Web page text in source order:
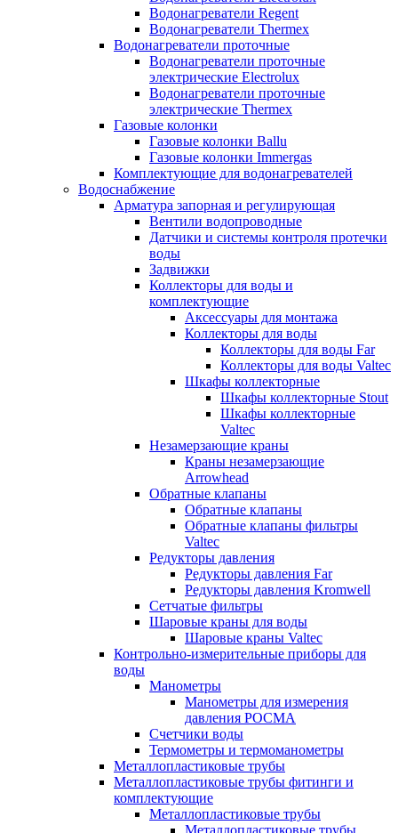
Водонагреватели Regent
Водонагреватели Thermex
Водонагреватели проточные
Водонагреватели проточные
электрические Electrolux
Водонагреватели проточные
электрические Thermex
Газовые колонки
Газовые колонки Ballu
Газовые колонки Immergas
Комплектующие для водонагревателей
Водоснабжение
Арматура запорная и регулирующая
Вентили водопроводные
Датчики и системы контроля протечки
воды
Задвижки
Коллекторы для воды и
комплектующие
Аксессуары для монтажа
Коллекторы для воды
Коллекторы для воды Far
Коллекторы для воды Valtec
Шкафы коллекторные
Шкафы коллекторные Stout
Шкафы коллекторные
Valtec
Незамерзающие краны
Краны незамерзающие
Arrowhead
Обратные клапаны
Обратные клапаны
Обратные клапаны фильтры
Valtec
Редукторы давления
Редукторы давления Far
Редукторы давления Kromwell
Сетчатые фильтры
Шаровые краны для воды
Шаровые краны Valtec
Контрольно-измерительные приборы для
воды
Манометры
Манометры для измерения
давления РОСМА
Счетчики воды
Термометры и термоманометры
Металлопластиковые трубы
Металлопластиковые трубы фитинги и
комплектующие
Металлопластиковые трубы